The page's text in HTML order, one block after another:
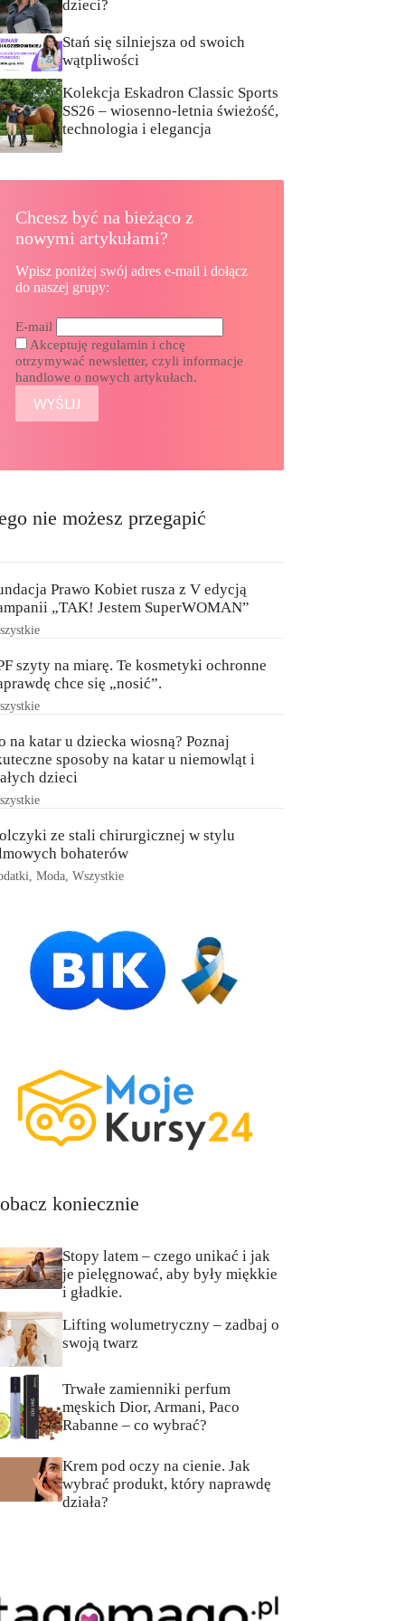
dzieci?
Stań się silniejsza od swoich
wątpliwości
Kolekcja Eskadron Classic Sports
SS26 – wiosenno-letnia świeżość,
technologia i elegancja
Chcesz być na bieżąco z
nowymi artykułami?
Wpisz poniżej swój adres e-mail i dołącz
do naszej grupy:
E-mail
Akceptuję regulamin i chcę
otrzymywać newsletter, czyli informacje
handlowe o nowych artykułach.
nie możesz przegapić
Prawo Kobiet rusza z V edycją
„TAK! Jestem SuperWOMAN”
szyty na miarę. Te kosmetyki ochronne
chce się „nosić”.
na katar u dziecka wiosną? Poznaj
sposoby na katar u niemowląt i
dzieci
ze stali chirurgicznej w stylu
bohaterów
,Moda,Wszystkie
koniecznie
Stopy latem – czego unikać i jak
je pielęgnować, aby były miękkie
i gładkie.
Lifting wolumetryczny – zadbaj o
swoją twarz
Trwałe zamienniki perfum
męskich Dior, Armani, Paco
Rabanne – co wybrać?
Krem pod oczy na cienie. Jak
wybrać produkt, który naprawdę
działa?